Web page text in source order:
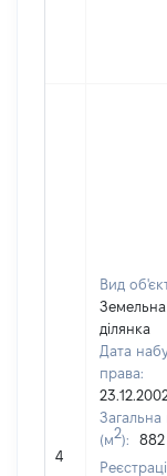
4
Вид
Земельна
ділянка
Дата
права:
(м2):
882